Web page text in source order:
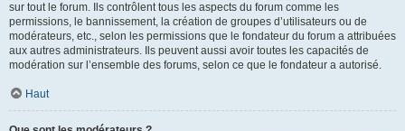
sur tout le forum. Ils contrôlent tous les aspects du forum comme les
permissions, le bannissement, la création de groupes d’utilisateurs ou de
modérateurs, etc., selon les permissions que le fondateur du forum a attribuées
aux autres administrateurs. Ils peuvent aussi avoir toutes les capacités de
modération sur l’ensemble des forums, selon ce que le fondateur a autorisé.
Haut